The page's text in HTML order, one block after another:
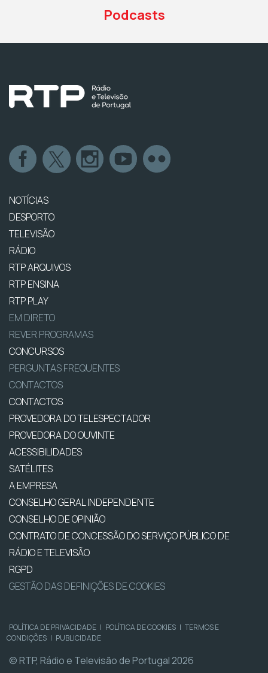
Podcasts
NOTÍCIAS
DESPORTO
TELEVISÃO
RÁDIO
RTP ARQUIVOS
RTP ENSINA
RTP PLAY
EM DIRETO
REVER PROGRAMAS
CONCURSOS
PERGUNTAS FREQUENTES
CONTACTOS
CONTACTOS
PROVEDORA DO TELESPECTADOR
PROVEDORA DO OUVINTE
ACESSIBILIDADES
SATÉLITES
A EMPRESA
CONSELHO GERAL INDEPENDENTE
CONSELHO DE OPINIÃO
CONTRATO DE CONCESSÃO DO SERVIÇO PÚBLICO DE
RÁDIO E TELEVISÃO
RGPD
GESTÃO DAS DEFINIÇÕES DE COOKIES
POLÍTICA DE PRIVACIDADE | POLÍTICA DE COOKIES | TERMOS E
CONDIÇÕES | PUBLICIDADE
© RTP, Rádio e Televisão de Portugal 2026